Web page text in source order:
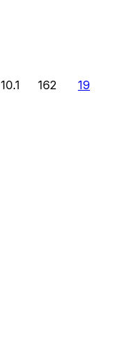
10.1 162 19